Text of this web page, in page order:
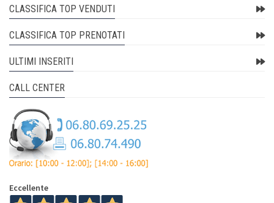
CLASSIFICA TOP VENDUTI
CLASSIFICA TOP PRENOTATI
ULTIMI INSERITI
CALL CENTER
Eccellente